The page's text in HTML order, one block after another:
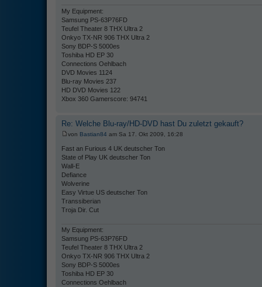
My Equipment:
Samsung PS-63P76FD
Teufel Theater 8 THX Ultra 2
Onkyo TX-NR 906 THX Ultra 2
Sony BDP-S 5000es
Toshiba HD EP 30
Connections Oehlbach
DVD Movies 1124
Blu-ray Movies 237
HD DVD Movies 122
Xbox 360 Gamerscore: 94741
Re: Welche Blu-ray/HD-DVD hast Du zuletzt gekauft?
von Bastian84 am Sa 17. Okt 2009, 16:28
Fast an Furious 4 UK deutscher Ton
State of Play UK deutscher Ton
Wall-E
Defiance
Wolverine
Easy Virtue US deutscher Ton
Transsiberian
Troja Dir. Cut
My Equipment:
Samsung PS-63P76FD
Teufel Theater 8 THX Ultra 2
Onkyo TX-NR 906 THX Ultra 2
Sony BDP-S 5000es
Toshiba HD EP 30
Connections Oehlbach